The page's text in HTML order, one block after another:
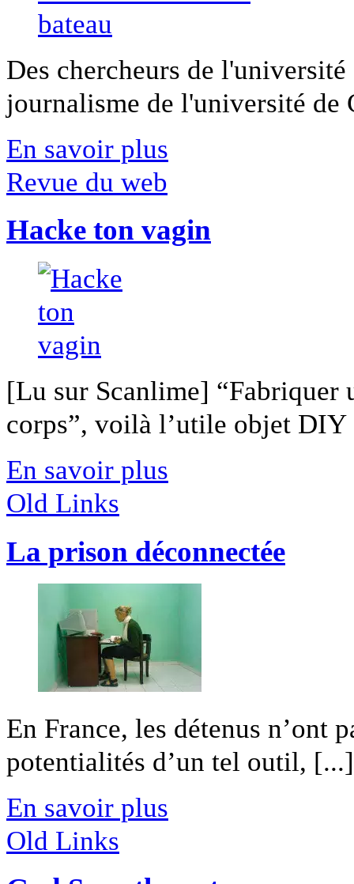
Des chercheurs de
journalisme de l'université
En savoir plus
Revue du web
Hacke ton vagin
[Lu sur Scanlime] “Fabriquer
corps”, voilà l’utile objet
En savoir plus
Old Links
La prison déconnectée
En France, les détenus n’ont
potentialités d’un tel outil, [...]
En savoir plus
Old Links